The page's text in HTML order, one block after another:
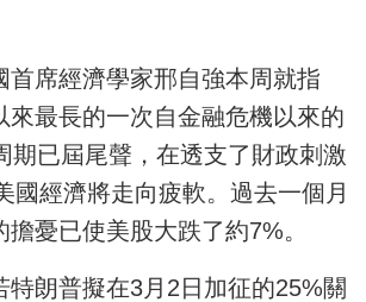
首席經濟學家邢自強本周就指
來最長的一次自金融危機以來的
期已屆尾聲，在透支了財政刺激
國經濟將走向疲軟。過去一個月
憂已使美股大跌了約7%。
特朗普擬在3月2日加征的25%關